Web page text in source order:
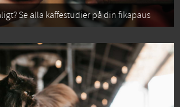
Se alla kaffestudier på din fikapaus